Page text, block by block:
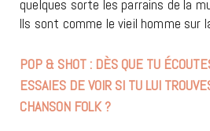
quelques sorte les parrains de la
Ils sont comme le vieil homme sur
POP & SHOT : DÈS QUE TU
ESSAIES DE VOIR SI TU LUI
CHANSON FOLK ?